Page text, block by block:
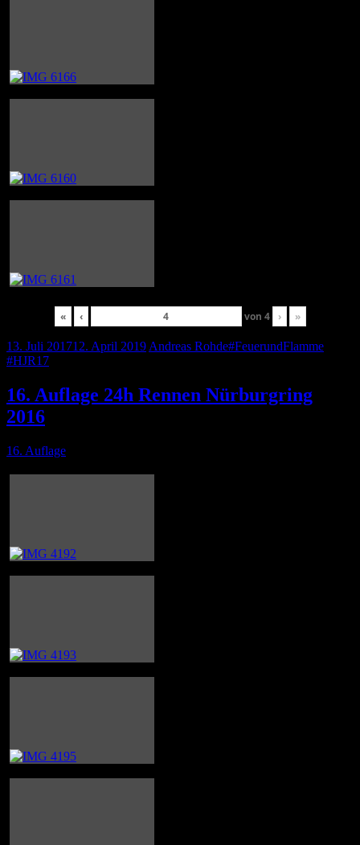
« ‹ von 4 › »
13. Juli 201712. April 2019Andreas Rohde#FeuerundFlamme
#HJR17
16. Auflage 24h Rennen Nürburgring
2016
16. Auflage